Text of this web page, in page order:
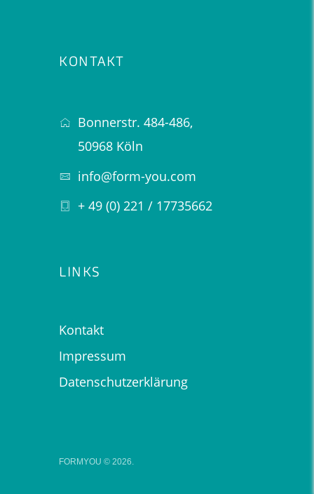
KONTAKT
Bonnerstr. 484-486,
50968 Köln
info@form-you.com
+ 49 (0) 221 / 17735662
LINKS
Kontakt
Impressum
Datenschutzerklärung
FORMYOU © 2026.